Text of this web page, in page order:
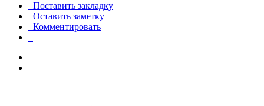
Поставить закладку
Оставить заметку
Комментировать